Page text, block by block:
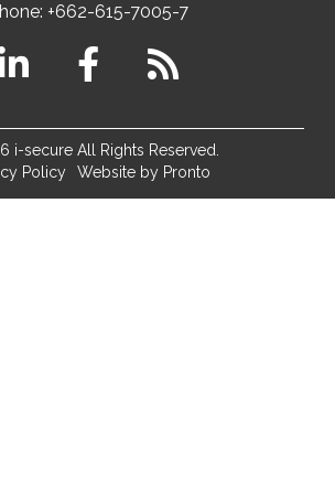
+662-615-7005-7
i-secure All Rights Reserved.
Policy
Website by Pronto